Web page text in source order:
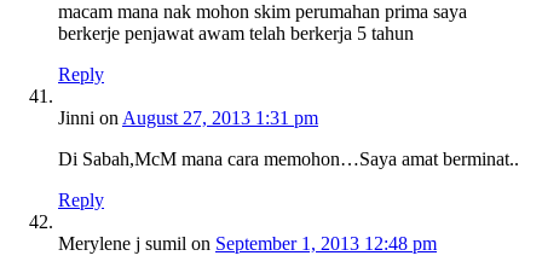
macam mana nak mohon skim perumahan prima saya
berkerje penjawat awam telah berkerja 5 tahun
Reply
Jinni on August 27, 2013 1:31 pm
Di Sabah,McM mana cara memohon…Saya amat berminat..
Reply
Merylene j sumil on September 1, 2013 12:48 pm